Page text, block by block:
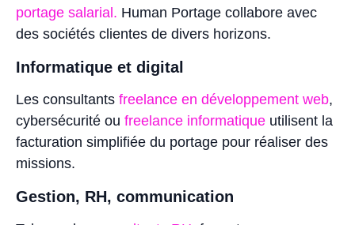
portage salarial. Human Portage collabore avec
des sociétés clientes de divers horizons.
Informatique et digital
Les consultants freelance en développement web,
cybersécurité ou freelance informatique utilisent la
facturation simplifiée du portage pour réaliser des
missions.
Gestion, RH, communication